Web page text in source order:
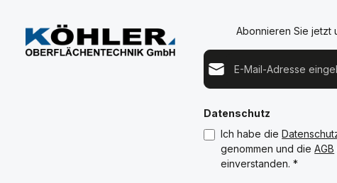
Abonnieren Sie jetzt
E-Mail-Adresse*
Datenschutz
Ich habe die
genommen und dieAGB
einverstanden.*